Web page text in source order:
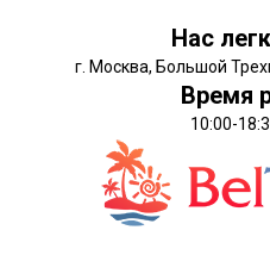
Нас
г. Москва, Большой
Время
10:00-